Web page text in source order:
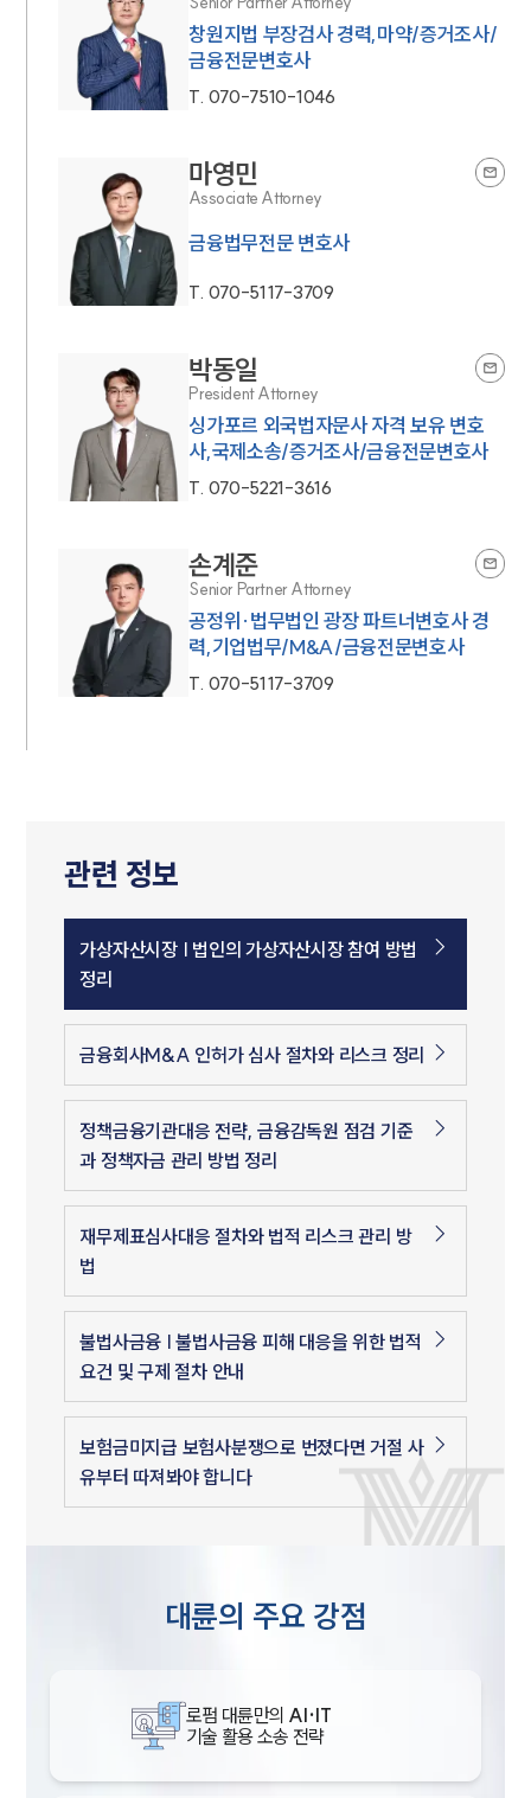
창원지법 부장검사 경력,마약/증거조사/
금융전문변호사
T. 070-7510-1046
마영민
Associate Attorney
금융법무전문 변호사
T. 070-5117-3709
박동일
President Attorney
싱가포르 외국법자문사 자격 보유 변호
사,국제소송/증거조사/금융전문변호사
T. 070-5221-3616
손계준
Senior Partner Attorney
공정위·법무법인 광장 파트너변호사 경
력,기업법무/M&A/금융전문변호사
T. 070-5117-3709
관련 정보
가상자산시장 | 법인의 가상자산시장 참여 방법
정리
금융회사M&A 인허가 심사 절차와 리스크 정리
정책금융기관대응 전략, 금융감독원 점검 기준
과 정책자금 관리 방법 정리
재무제표심사대응 절차와 법적 리스크 관리 방
법
불법사금융 | 불법사금융 피해 대응을 위한 법적
요건 및 구제 절차 안내
보험금미지급 보험사분쟁으로 번졌다면 거절 사
유부터 따져봐야 합니다
대륜의 주요 강점
로펌 대륜만의 AI·IT
기술 활용 소송 전략